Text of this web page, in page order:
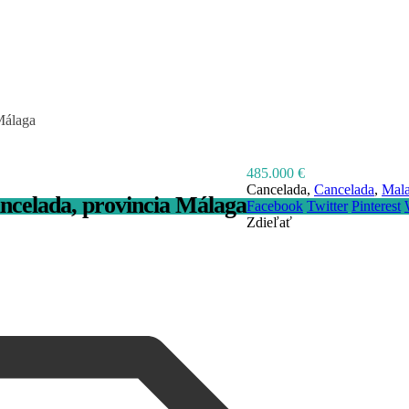
provincia Málaga
485.000 €
Cancelada, Cancelada,
Facebook Twitter Pinterest
Zdieľať